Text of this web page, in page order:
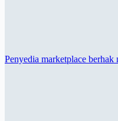
Penyedia marketplace berhak